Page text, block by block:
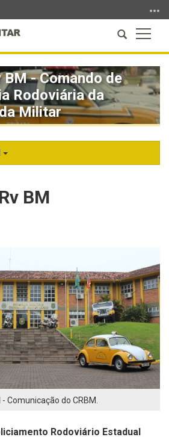
a
Abrir
a
busca
BM - Comando de
Rodoviária da
Militar
BM
Comunicação do CRBM.
Rodoviário Estadual